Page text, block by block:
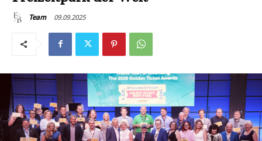
Team 09.09.2025